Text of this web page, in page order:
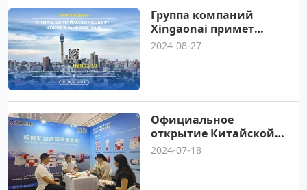
Группа компаний
Xingaonai примет
участие в выставке
2024-08-27
Официальное
открытие Китайской
Синьцзянской
2024-07-18